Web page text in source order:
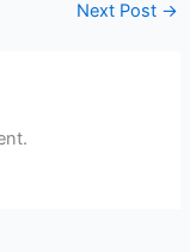
Next Post →